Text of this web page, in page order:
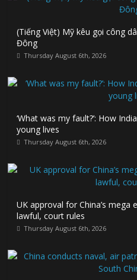
(Tiếng Việt) Mỹ kêu gọi công
Đông
Thursday August 6th, 2026
‘What was my fault?’: How
young lives
Thursday August 6th, 2026
UK approval for China’s mega
lawful, court rules
Thursday August 6th, 2026